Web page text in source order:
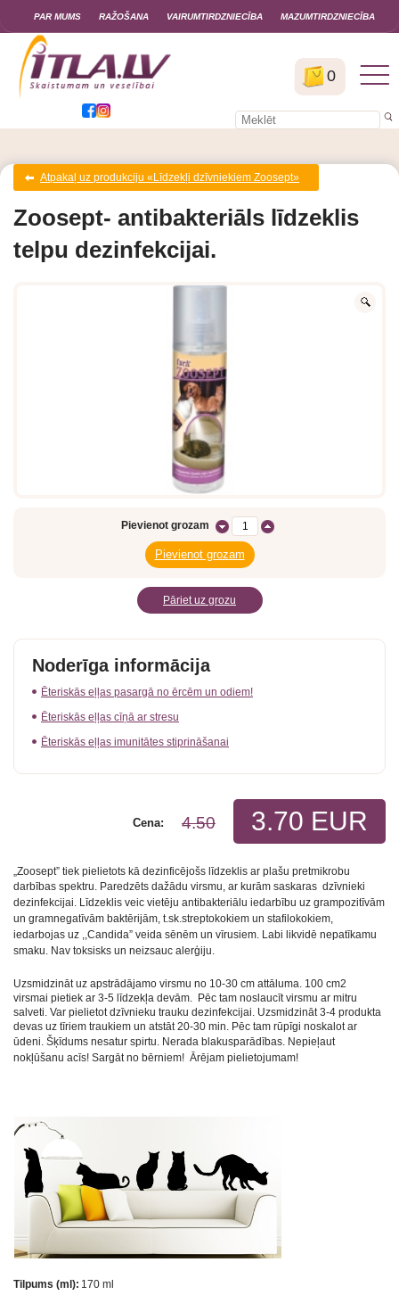
0
PAR MUMS RAŽOŠANA VAIRUMTIRDZNIECĪBA MAZUMTIRDZNIECĪBA
Atpakaļ uz produkciju «Līdzekļi dzīvniekiem Zoosept»
Zoosept- antibakteriāls līdzeklis
telpu dezinfekcijai.
Pievienot grozam
Pāriet uz grozu
Noderīga informācija
Ēteriskās eļļas pasargā no ērcēm un odiem!
Ēteriskās eļļas cīņā ar stresu
Ēteriskās eļļas imunitātes stiprināšanai
3.70 EUR
4.50
Cena:
„Zoosept” tiek pielietots kā dezinficējošs līdzeklis ar plašu pretmikrobu
darbības spektru. Paredzēts dažādu virsmu, ar kurām saskaras dzīvnieki
dezinfekcijai. Līdzeklis veic vietēju antibakteriālu iedarbību uz grampozitīvām
un gramnegatīvām baktērijām, t.sk.streptokokiem un stafilokokiem,
iedarbojas uz ,,Candida” veida sēnēm un vīrusiem. Labi likvidē nepatīkamu
smaku. Nav toksisks un neizsauc alerģiju.
Uzsmidzināt uz apstrādājamo virsmu no 10-30 cm attāluma. 100 сm2
virsmai pietiek ar 3-5 līdzekļa devām. Pēc tam noslaucīt virsmu ar mitru
salveti. Var pielietot dzīvnieku trauku dezinfekcijai. Uzsmidzināt 3-4 produkta
devas uz tīriem traukiem un atstāt 20-30 min. Pēc tam rūpīgi noskalot ar
ūdeni. Šķīdums nesatur spirtu. Nerada blakusparādības. Nepieļaut
nokļūšanu acīs! Sargāt no bērniem! Ārējam pielietojumam!
Tilpums (ml): 170 ml